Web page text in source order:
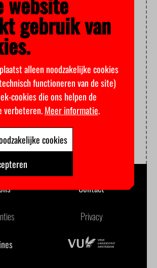
ACADEMIC
ALLIANCE
Contact
Privacy
gebruik van
alleen noodzakelijke cookies
functioneren van de site)
cookies die ons helpen de
verbeteren.Meer informatie.
cookies